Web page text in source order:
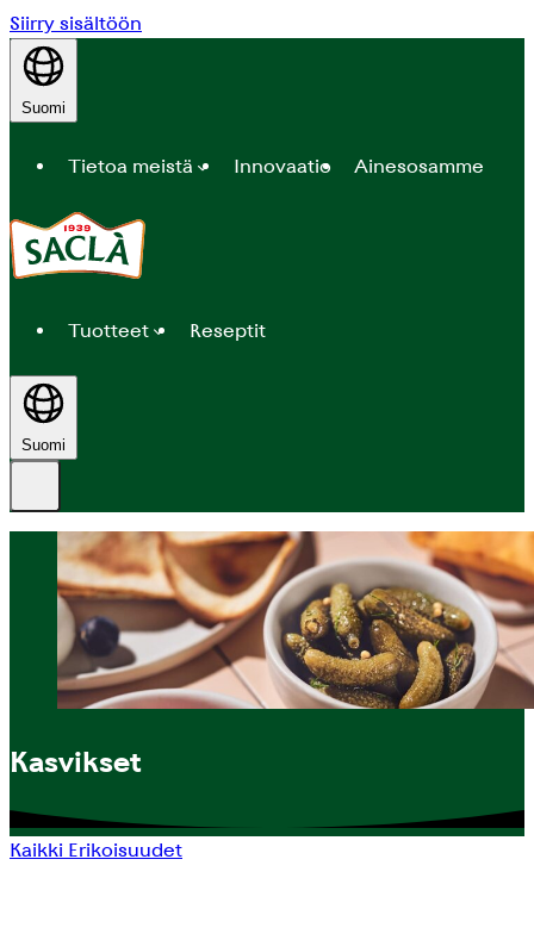
Siirry sisältöön
Suomi
Tietoa meistä Innovaatio Ainesosamme
Tuotteet Reseptit
Suomi
Kasvikset
Kaikki Erikoisuudet